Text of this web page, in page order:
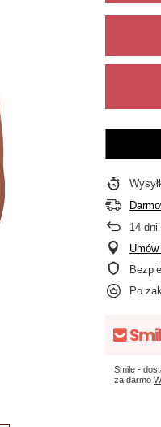
14 dni
Po
Smile -
za darmo